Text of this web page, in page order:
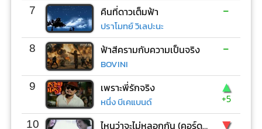
7 คืนที่ดาวเต็มฟ้า
ปราโมทย์ วิเลปะนะ
-
8 ฟ้าสีครามกับความเป็นจริง
BOVINI
-
9 เพราะพี่รักจริง
หนึ่ง บีเคแบนด์
▲
+5
10 ไหนว่าจะไม่หลอกกัน (คอร์ด ง่ายๆ)